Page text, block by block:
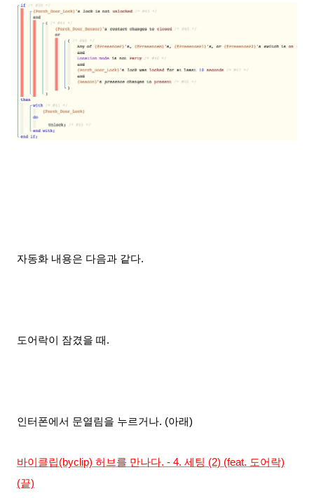
자동화 내용은 다음과 같다.
도어락이 잠겼을 때.
인터폰에서 문열림을 누르거나. (아래)
바이클립(byclip) 허브를 만나다. - 4. 세팅 (2) (feat. 도어락)
(끝)